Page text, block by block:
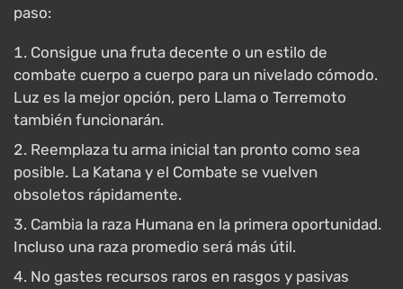
paso:
Consigue una fruta decente o un estilo de
combate cuerpo a cuerpo para un nivelado cómodo.
Luz es la mejor opción, pero Llama o Terremoto
también funcionarán.
Reemplaza tu arma inicial tan pronto como sea
posible. La Katana y el Combate se vuelven
obsoletos rápidamente.
Cambia la raza Humana en la primera oportunidad.
Incluso una raza promedio será más útil.
No gastes recursos raros en rasgos y pasivas